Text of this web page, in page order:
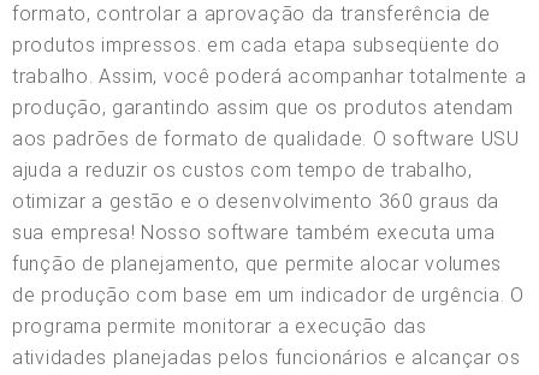
formato, controlar a aprovação da transferência de
produtos impressos. em cada etapa subseqüente do
trabalho. Assim, você poderá acompanhar totalmente a
produção, garantindo assim que os produtos atendam
aos padrões de formato de qualidade. O software USU
ajuda a reduzir os custos com tempo de trabalho,
otimizar a gestão e o desenvolvimento 360 graus da
sua empresa! Nosso software também executa uma
função de planejamento, que permite alocar volumes
de produção com base em um indicador de urgência. O
programa permite monitorar a execução das
atividades planejadas pelos funcionários e alcançar os